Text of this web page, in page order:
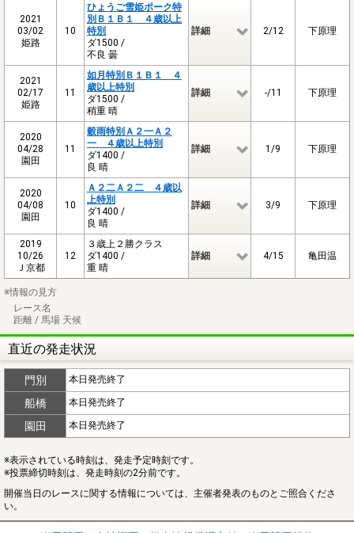
2021
03/02
姫路
10
ひょうご雪姫ポーク特
別Ｂ１Ｂ１ ４歳以上
特別
ダ1500 /
不良 曇
詳細 2/12 下原理
2021
02/17
姫路
11
如月特別Ｂ１Ｂ１ ４
歳以上特別
ダ1500 /
稍重 晴
詳細 -/11 下原理
2020
04/28
園田
11
穀雨特別Ａ２一Ａ２
一 ４歳以上特別
ダ1400 /
良 晴
詳細 1/9 下原理
2020
04/08
園田
10
Ａ２二Ａ２二 ４歳以
上特別
ダ1400 /
良 晴
詳細 3/9 下原理
2019
10/26
Ｊ京都
12
３歳上２勝クラス
ダ1400 /
重 晴
詳細 4/15 亀田温
※情報の見方
レース名
距離 / 馬場 天候
直近の発走状況
門別 本日発売終了
船橋 本日発売終了
園田 本日発売終了
※表示されている時刻は、発走予定時刻です。
※投票締切時刻は、発走時刻の2分前です。
開催当日のレースに関する情報については、主催者発表のものとご照合くださ
い。